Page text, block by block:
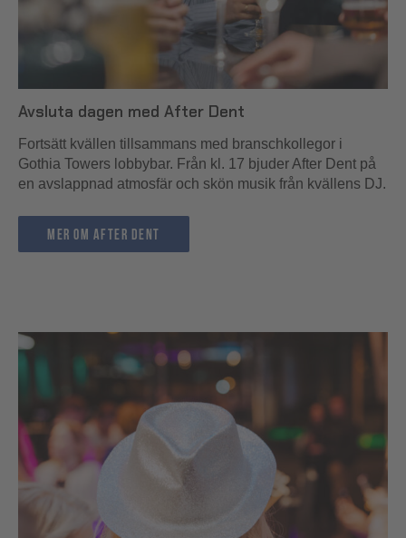
Avsluta dagen med After Dent
Fortsätt kvällen tillsammans med branschkollegor i
Gothia Towers lobbybar. Från kl. 17 bjuder After Dent på
en avslappnad atmosfär och skön musik från kvällens DJ.
mer om After Dent